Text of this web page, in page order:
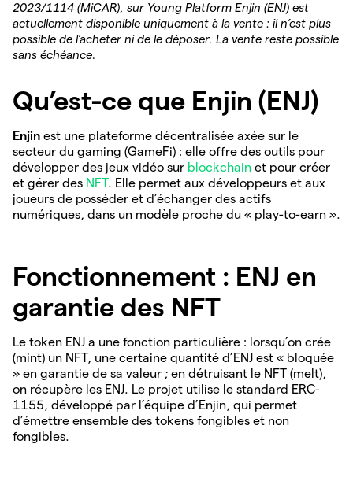
2023/1114 (MiCAR), sur Young Platform Enjin (ENJ) est
actuellement disponible uniquement à la vente : il n’est plus
possible de l’acheter ni de le déposer. La vente reste possible
sans échéance.
Qu’est-ce que Enjin (ENJ)
Enjin est une plateforme décentralisée axée sur le
secteur du gaming (GameFi) : elle offre des outils pour
développer des jeux vidéo sur blockchain et pour créer
et gérer des NFT. Elle permet aux développeurs et aux
joueurs de posséder et d’échanger des actifs
numériques, dans un modèle proche du « play-to-earn ».
Fonctionnement : ENJ en
garantie des NFT
Le token ENJ a une fonction particulière : lorsqu’on crée
(mint) un NFT, une certaine quantité d’ENJ est « bloquée
» en garantie de sa valeur ; en détruisant le NFT (melt),
on récupère les ENJ. Le projet utilise le standard ERC-
1155, développé par l’équipe d’Enjin, qui permet
d’émettre ensemble des tokens fongibles et non
fongibles.